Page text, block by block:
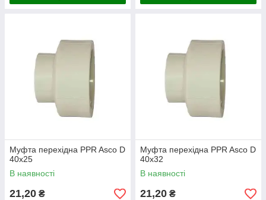
Муфта перехідна PPR Asco D
40х25
В наявності
21,20 ₴
Муфта перехідна PPR Asco D
40х32
В наявності
21,20 ₴